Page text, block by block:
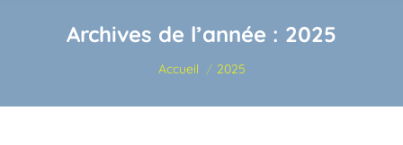
Archives de l’année : 2025
Vous êtes ici :
Accueil 2025